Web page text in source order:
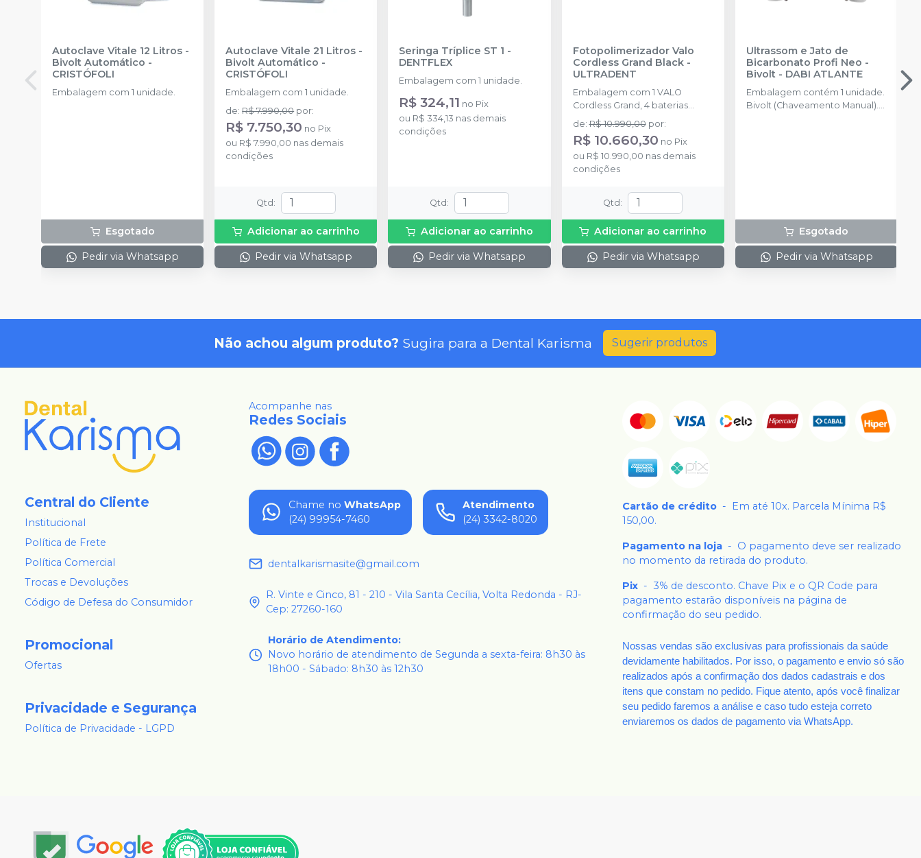
Autoclave Vitale 12 Litros -
Bivolt Automático -
CRISTÓFOLI
Embalagem com 1 unidade.
Esgotado
Pedir via Whatsapp
Autoclave Vitale 21 Litros -
Bivolt Automático -
CRISTÓFOLI
Embalagem com 1 unidade.
de:R$ 7.990,00 por:
R$ 7.750,30 no Pix
ou R$ 7.990,00 nas demais
condições
Qtd :
Adicionar ao carrinho
Pedir via Whatsapp
Seringa Tríplice ST 1 -
DENTFLEX
Embalagem com 1 unidade.
R$ 324,11 no Pix
ou R$ 334,13 nas demais
condições
Qtd :
Adicionar ao carrinho
Pedir via Whatsapp
Fotopolimerizador Valo
Cordless Grand Black-
ULTRADENT
Embalagem com 1 VALO
Cordless Grand, 4 baterias
recarregáveis, 1 carregador, 50
barreiras protetoras, 1 suporte, 1
protetor de luz.
de:R$ 10.990,00 por:
R$ 10.660,30 no Pix
ou R$ 10.990,00 nas demais
condições
Qtd :
Adicionar ao carrinho
Pedir via Whatsapp
Ultrassom e Jato de
Bicarbonato Profi Neo -
Bivolt - DABI ATLANTE
Embalagem contém 1 unidade.
Bivolt (Chaveamento Manual).
Esgotado
Pedir via Whatsapp
Não achou algum produto? Sugira para a Dental Karisma Sugerir produtos
Central do Cliente
Institucional
Política de Frete
Política Comercial
Trocas e Devoluções
Código de Defesa do Consumidor
Promocional
Ofertas
Privacidade e Segurança
Política de Privacidade - LGPD
Acompanhe nas
Redes Sociais
Chame no WhatsApp
(24) 99954-7460
Atendimento
(24) 3342-8020
dentalkarismasite@gmail.com
R. Vinte e Cinco, 81 - 210 - Vila Santa Cecília, Volta Redonda - RJ-
Cep: 27260-160
Horário de Atendimento:
Novo horário de atendimento de Segunda a sexta-feira: 8h30 às
18h00 - Sábado: 8h30 às 12h30
Cartão de crédito -
Em até 10x. Parcela Mínima R$
150,00.
Pagamento na loja - O pagamento deve ser realizado
no momento da retirada do produto.
Pix - 3% de desconto. Chave Pix e o QR Code para
pagamento estarão disponíveis na página de
confirmação do seu pedido.
Nossas vendas são exclusivas para profissionais da saúde
devidamente habilitados. Por isso, o pagamento e envio só são
realizados após a confirmação dos dados cadastrais e dos
itens que constam no pedido. Fique atento, após você finalizar
seu pedido faremos a análise e caso tudo esteja correto
enviaremos os dados de pagamento via WhatsApp.